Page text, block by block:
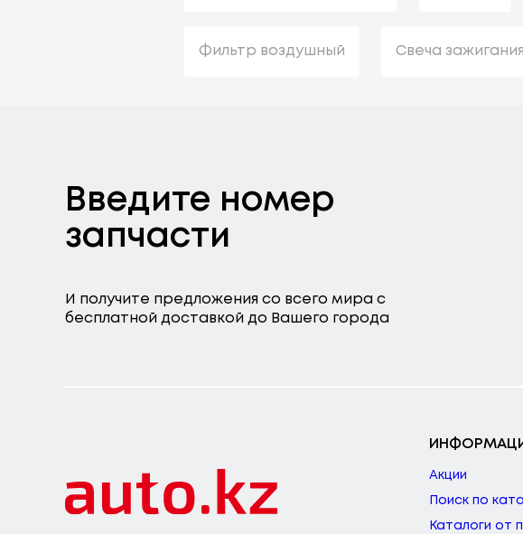
Фильтр воздушный Свеча зажигания
Введите номер
запчасти
И получите предложения со всего мира с
бесплатной доставкой до Вашего города
Акции
Поиск по
Каталоги от